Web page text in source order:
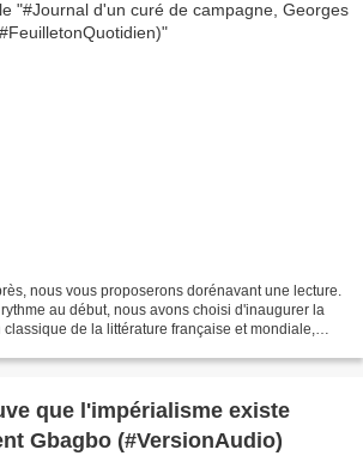
nous vous proposerons dorénavant une lecture.
au début, nous avons choisi d'inaugurer la
de la littérature française et mondiale,
que l'impérialisme existe
Gbagbo (#VersionAudio)